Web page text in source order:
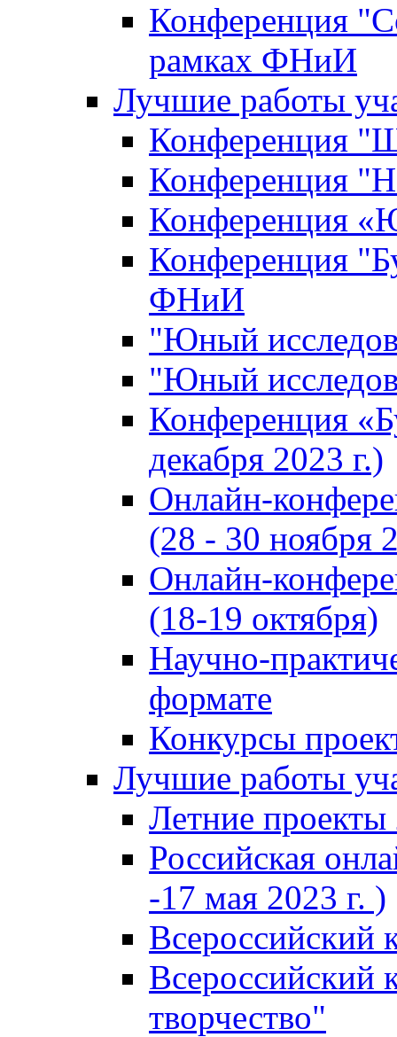
Конференция
рамках ФНиИ
Лучшие работы
Конференция
Конференция
Конференция
Конференция
ФНиИ
"Юный
"Юный
Конференция
декабря 2023 г.)
Онлайн-
(28 - 30 ноября
Онлайн-
(18-19 октября)
Научно-
формате
Конкурсы
Лучшие работы
Летние проекты
Российская
-17 мая 2023 г. )
Всероссийский
Всероссийский
творчество"